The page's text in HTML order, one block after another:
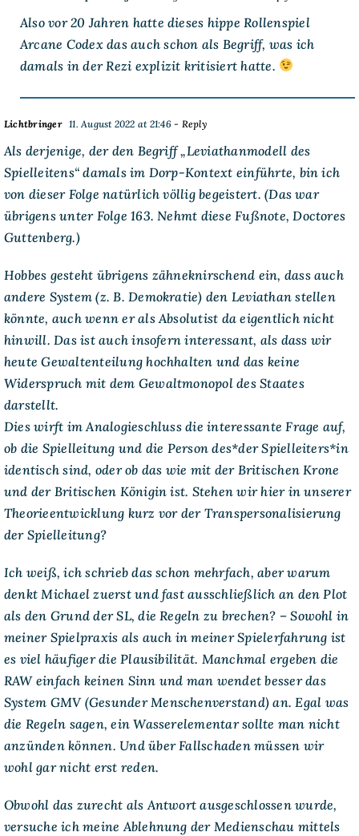
Also vor 20 Jahren hatte dieses hippe Rollenspiel
Arcane Codex das auch schon als Begriff, was ich
damals in der Rezi explizit kritisiert hatte.
Lichtbringer 11. August 2022 at 21:46 - Reply
Als derjenige, der den Begriff „Leviathanmodell des
Spielleitens“ damals im Dorp-Kontext einführte, bin ich
von dieser Folge natürlich völlig begeistert. (Das war
übrigens unter Folge 163. Nehmt diese Fußnote, Doctores
Guttenberg.)
Hobbes gesteht übrigens zähneknirschend ein, dass auch
andere System (z. B. Demokratie) den Leviathan stellen
könnte, auch wenn er als Absolutist da eigentlich nicht
hinwill. Das ist auch insofern interessant, als dass wir
heute Gewaltenteilung hochhalten und das keine
Widerspruch mit dem Gewaltmonopol des Staates
darstellt.
Dies wirft im Analogieschluss die interessante Frage auf,
ob die Spielleitung und die Person des*der Spielleiters*in
identisch sind, oder ob das wie mit der Britischen Krone
und der Britischen Königin ist. Stehen wir hier in unserer
Theorieentwicklung kurz vor der Transpersonalisierung
der Spielleitung?
Ich weiß, ich schrieb das schon mehrfach, aber warum
denkt Michael zuerst und fast ausschließlich an den Plot
als den Grund der SL, die Regeln zu brechen? – Sowohl in
meiner Spielpraxis als auch in meiner Spielerfahrung ist
es viel häufiger die Plausibilität. Manchmal ergeben die
RAW einfach keinen Sinn und man wendet besser das
System GMV (Gesunder Menschenverstand) an. Egal was
die Regeln sagen, ein Wasserelementar sollte man nicht
anzünden können. Und über Fallschaden müssen wir
wohl gar nicht erst reden.
Obwohl das zurecht als Antwort ausgeschlossen wurde,
versuche ich meine Ablehnung der Medienschau mittels